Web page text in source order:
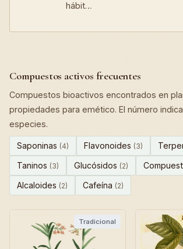
hábit…
Compuestos activos frecuentes
Compuestos bioactivos encontrados en
propiedades para emético. El número
especies.
Saponinas (4) Flavonoides (3)
Taninos (3) Glucósidos (2)
Alcaloides (2) Cafeína (2)
Tradicional